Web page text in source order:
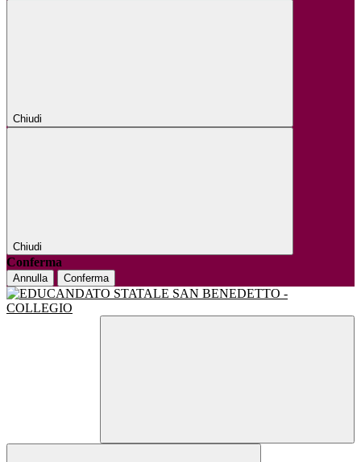
Chiudi
Chiudi
Conferma
Annulla Conferma